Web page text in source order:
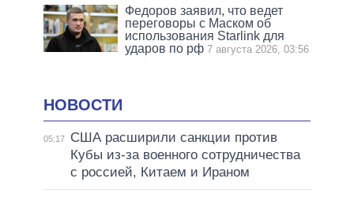
Федоров заявил, что ведет
переговоры с Маском об
использования Starlink для
ударов по рф 7 августа 2026, 03:56
НОВОСТИ
05:17
США расширили санкции против
Кубы из-за военного сотрудничества
с россией, Китаем и Ираном